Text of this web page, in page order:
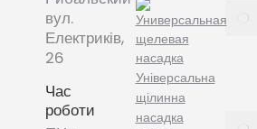
вул.
Електриків,
26
Час
роботи
Універсальна
щілинна
насадка